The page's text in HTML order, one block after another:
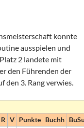
konnte
ausspielen und
2 landete mit
den Führenden der
den 3. Rang verwies.
R V Punkte Buchh